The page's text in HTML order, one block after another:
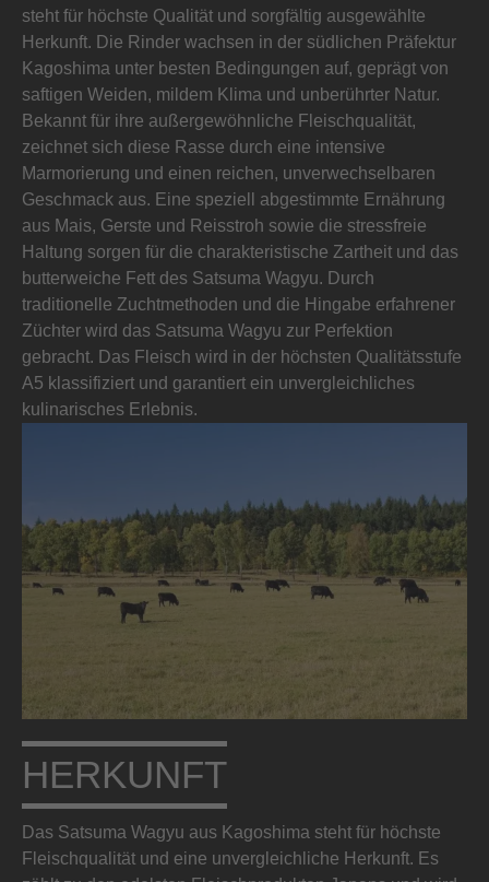
steht für höchste Qualität und sorgfältig ausgewählte
Herkunft. Die Rinder wachsen in der südlichen Präfektur
Kagoshima unter besten Bedingungen auf, geprägt von
saftigen Weiden, mildem Klima und unberührter Natur.
Bekannt für ihre außergewöhnliche Fleischqualität,
zeichnet sich diese Rasse durch eine intensive
Marmorierung und einen reichen, unverwechselbaren
Geschmack aus. Eine speziell abgestimmte Ernährung
aus Mais, Gerste und Reisstroh sowie die stressfreie
Haltung sorgen für die charakteristische Zartheit und das
butterweiche Fett des Satsuma Wagyu. Durch
traditionelle Zuchtmethoden und die Hingabe erfahrener
Züchter wird das Satsuma Wagyu zur Perfektion
gebracht. Das Fleisch wird in der höchsten Qualitätsstufe
A5 klassifiziert und garantiert ein unvergleichliches
kulinarisches Erlebnis.
HERKUNFT
Das Satsuma Wagyu aus Kagoshima steht für höchste
Fleischqualität und eine unvergleichliche Herkunft. Es